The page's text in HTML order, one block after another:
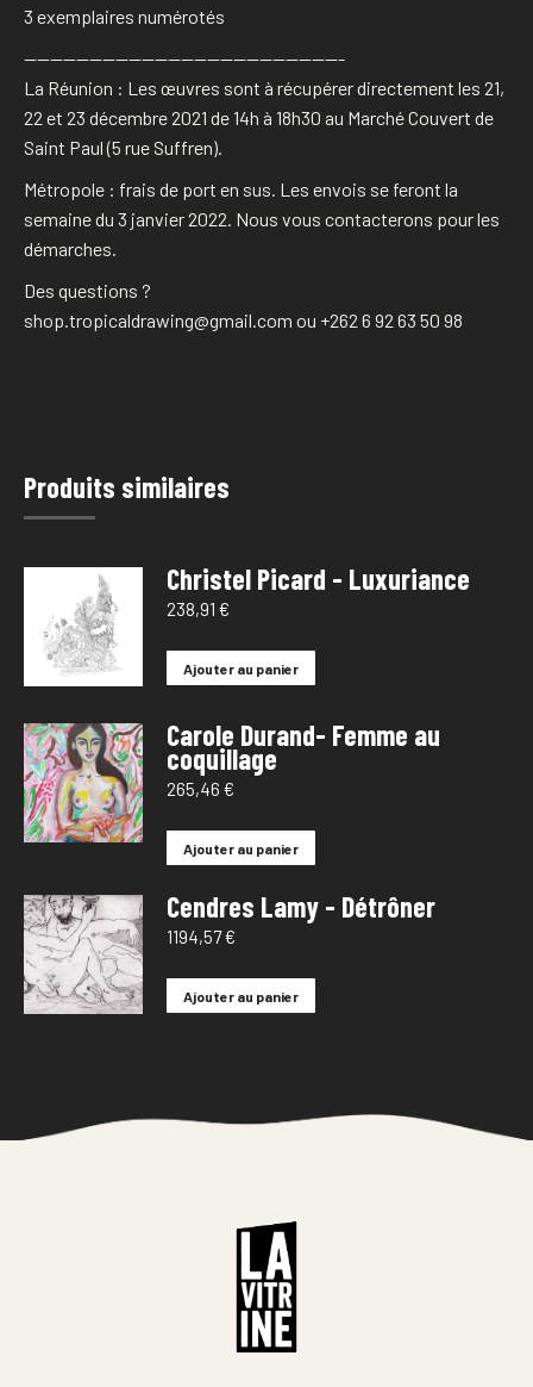
3 exemplaires numérotés
————————————————————————-
La Réunion : Les œuvres sont à récupérer directement les 21,
22 et 23 décembre 2021 de 14h à 18h30 au Marché Couvert de
Saint Paul (5 rue Suffren).
Métropole : frais de port en sus. Les envois se feront la
semaine du 3 janvier 2022. Nous vous contacterons pour les
démarches.
Des questions ?
shop.tropicaldrawing@gmail.com ou +262 6 92 63 50 98
Produits similaires
Christel Picard - Luxuriance
238,91 €
Ajouter au panier
Carole Durand- Femme au
coquillage
265,46 €
Ajouter au panier
Cendres Lamy - Détrôner
1194,57€
Ajouter au panier